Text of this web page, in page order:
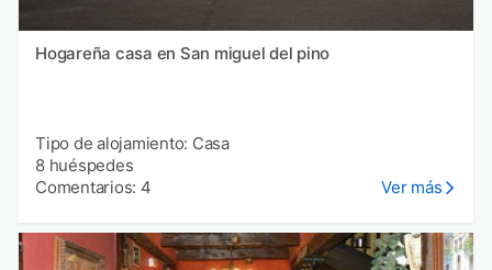
Hogareña casa en San miguel del pino
Tipo de alojamiento: Casa
8 huéspedes
Comentarios: 4
Ver más